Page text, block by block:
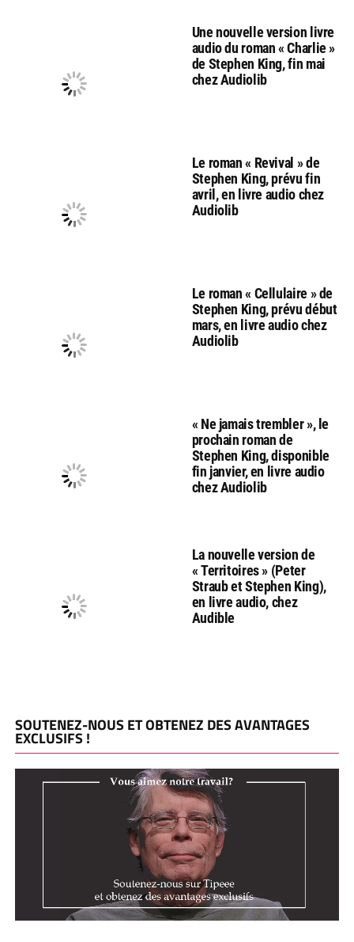
Une nouvelle version livre
audio du roman « Charlie »
de Stephen King, fin mai
chez Audiolib
Le roman « Revival » de
Stephen King, prévu fin
avril, en livre audio chez
Audiolib
Le roman « Cellulaire » de
Stephen King, prévu début
mars, en livre audio chez
Audiolib
« Ne jamais trembler », le
prochain roman de
Stephen King, disponible
fin janvier, en livre audio
chez Audiolib
La nouvelle version de
« Territoires » (Peter
Straub et Stephen King),
en livre audio, chez
Audible
SOUTENEZ-NOUS ET OBTENEZ DES AVANTAGES
EXCLUSIFS !